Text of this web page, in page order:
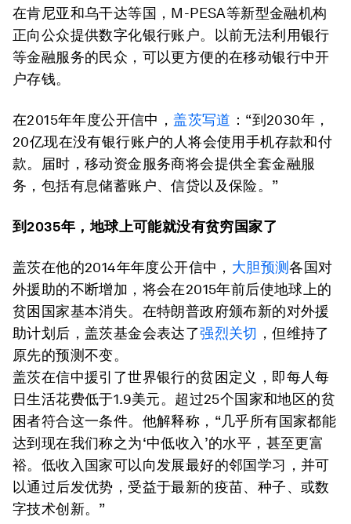
在肯尼亚和乌干达等国，M-PESA等新型金融机构
正向公众提供数字化银行账户。以前无法利用银行
等金融服务的民众，可以更方便的在移动银行中开
户存钱。
在2015年年度公开信中，盖茨写道 ：“到2030年，
20亿现在没有银行账户的人将会使用手机存款和付
款。届时，移动资金服务商将会提供全套金融服
务，包括有息储蓄账户、信贷以及保险。”
到2035年，地球上可能就没有贫穷国家了
盖茨在他的2014年年度公开信中， 大胆预测各国对
外援助的不断增加，将会在2015年前后使地球上的
贫困国家基本消失。在特朗普政府颁布新的对外援
助计划后，盖茨基金会表达了强烈关切 ，但维持了
原先的预测不变。
盖茨在信中援引了世界银行的贫困定义，即每人每
日生活花费低于1.9美元。超过25个国家和地区的贫
困者符合这一条件。他解释称，“几乎所有国家都能
达到现在我们称之为‘中低收入’的水平，甚至更富
裕。低收入国家可以向发展最好的邻国学习，并可
以通过后发优势，受益于最新的疫苗、种子、或数
字技术创新。”